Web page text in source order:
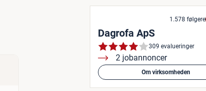
i Herning 1.578 følgere
Dagrofa ApS
309 evalueringer
2 jobannoncer
Om virksomheden